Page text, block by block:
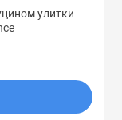
улитки